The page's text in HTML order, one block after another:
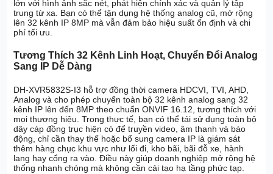
lớn với hình ảnh sắc nét, phát hiện chính xác và quản lý tập
trung từ xa. Bạn có thể tận dụng hệ thống analog cũ, mở rộng
lên 32 kênh IP 8MP mà vẫn đảm bảo hiệu suất ổn định và chi
phí tối ưu.
Tương Thích 32 Kênh Linh Hoạt, Chuyển Đổi Analog
Sang IP Dễ Dàng
DH-XVR5832S-I3 hỗ trợ đồng thời camera HDCVI, TVI, AHD,
Analog và cho phép chuyển toàn bộ 32 kênh analog sang 32
kênh IP lên đến 8MP theo chuẩn ONVIF 16.12, tương thích với
mọi thương hiệu. Trong thực tế, bạn có thể tái sử dụng toàn bộ
dây cáp đồng trục hiện có để truyền video, âm thanh và báo
động, chỉ cần thay thế hoặc bổ sung camera IP là giám sát
thêm hàng chục khu vực như lối đi, kho bãi, bãi đỗ xe, hành
lang hay cổng ra vào. Điều này giúp doanh nghiệp mở rộng hệ
thống nhanh chóng mà không cần cải tạo hạ tầng phức tạp.